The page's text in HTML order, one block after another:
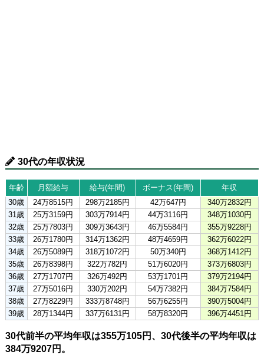
30代の年収状況
年齢 月額給与 給与(年間) ボーナス(年間)
年収
30歳
24万8515円 298万2185円 42万647円
340万2832円
31歳
25万3159円 303万7914円 44万3116円
348万1030円
32歳
25万7803円 309万3643円 46万5584円
355万9228円
33歳
26万1780円 314万1362円 48万4659円
362万6022円
34歳
26万5089円 318万1072円 50万340円
368万1412円
35歳
26万8398円 322万782円 51万6020円
373万6803円
36歳
27万1707円 326万492円 53万1701円
379万2194円
37歳
27万5016円 330万202円 54万7382円
384万7584円
38歳
27万8229円 333万8748円 56万6255円
390万5004円
39歳
28万1344円 337万6131円 58万8320円 396万4451円
30代前半の平均年収は355万105円、30代後半の平均年収は
384万9207円。